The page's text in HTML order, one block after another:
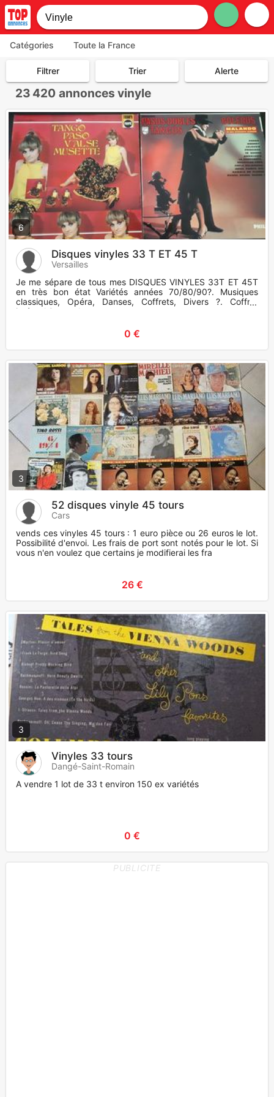
Catégories Toute la France
Filtrer Trier Alerte
23 420 annonces vinyle
6
Disques vinyles 33 T ET 45 T
Versailles
Je me sépare de tous mes DISQUES VINYLES 33T ET 45T
en très bon état Variétés années 70/80/90?. Musiques
classiques, Opéra, Danses, Coffrets, Divers ?. Coffret
intégral 9 symphon
0 €
3
52 disques vinyle 45 tours
Cars
vends ces vinyles 45 tours : 1 euro pièce ou 26 euros le lot.
Possibilité d'envoi. Les frais de port sont notés pour le lot. Si
vous n'en voulez que certains je modifierai les fra
26 €
3
Vinyles 33 tours
Dangé-Saint-Romain
A vendre 1 lot de 33 t environ 150 ex variétés
0 €
PUBLICITE